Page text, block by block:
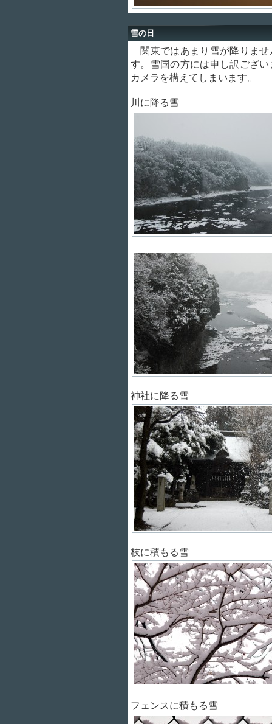
雪の日
関東ではあまり雪が降りませ
す。雪国の方には申し訳ござ
カメラを構えてしまいます。
川に降る雪
神社に降る雪
枝に積もる雪
フェンスに積もる雪